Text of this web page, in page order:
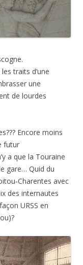
traits d’une
une
de lourdes
Encore moins
futur
a que la Touraine
gare… Quid du
Charentes avec
des internautes
URSS en